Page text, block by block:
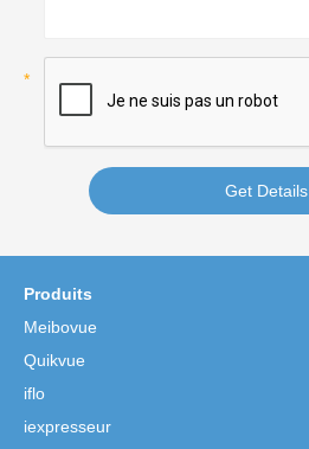
Get Details
Produits
Meibovue
Quikvue
iflo
iexpresseur